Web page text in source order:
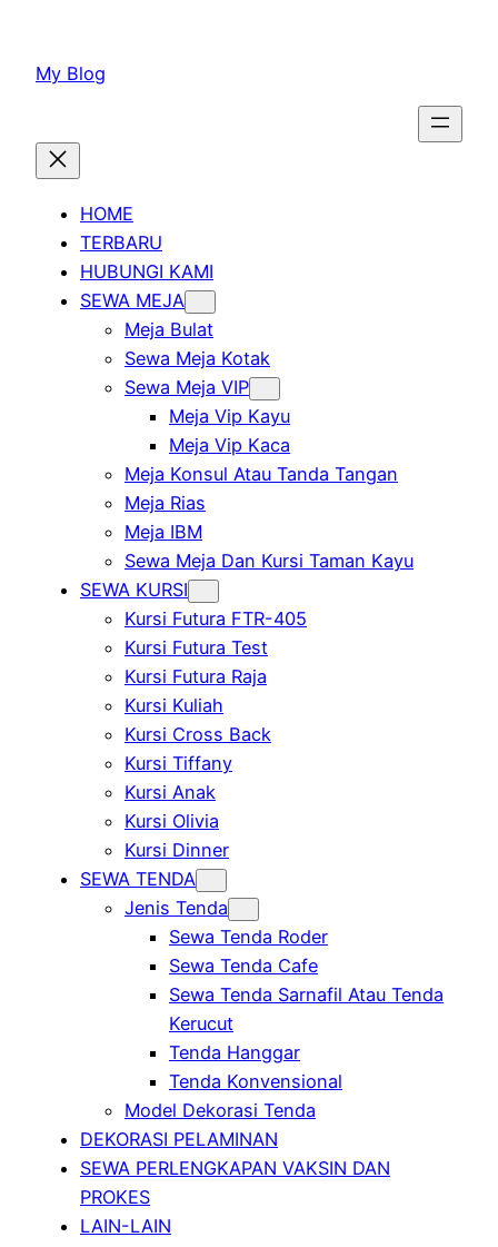
konten
My Blog
HOME
TERBARU
HUBUNGI KAMI
SEWA MEJA
Meja Bulat
Sewa Meja Kotak
Sewa Meja VIP
Meja Vip Kayu
Meja Vip Kaca
Meja Konsul Atau Tanda Tangan
Meja Rias
Meja IBM
Sewa Meja Dan Kursi Taman Kayu
SEWA KURSI
Kursi Futura FTR-405
Kursi Futura Test
Kursi Futura Raja
Kursi Kuliah
Kursi Cross Back
Kursi Tiffany
Kursi Anak
Kursi Olivia
Kursi Dinner
SEWA TENDA
Jenis Tenda
Sewa Tenda Roder
Sewa Tenda Cafe
Sewa Tenda Sarnafil Atau Tenda
Kerucut
Tenda Hanggar
Tenda Konvensional
Model Dekorasi Tenda
DEKORASI PELAMINAN
SEWA PERLENGKAPAN VAKSIN DAN
PROKES
LAIN-LAIN